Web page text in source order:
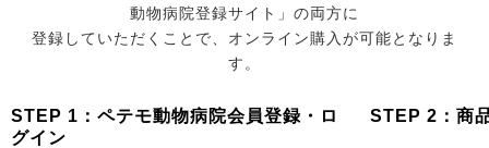
動物病院登録サイト」の両方に
登録していただくことで、オンライン購入が可能となりま
す。
STEP 1：ペテモ動物病院会員登録・ロ
グイン
STEP 2：商